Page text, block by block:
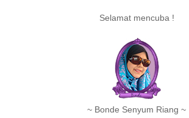
Selamat mencuba !
~ Bonde Senyum Riang ~